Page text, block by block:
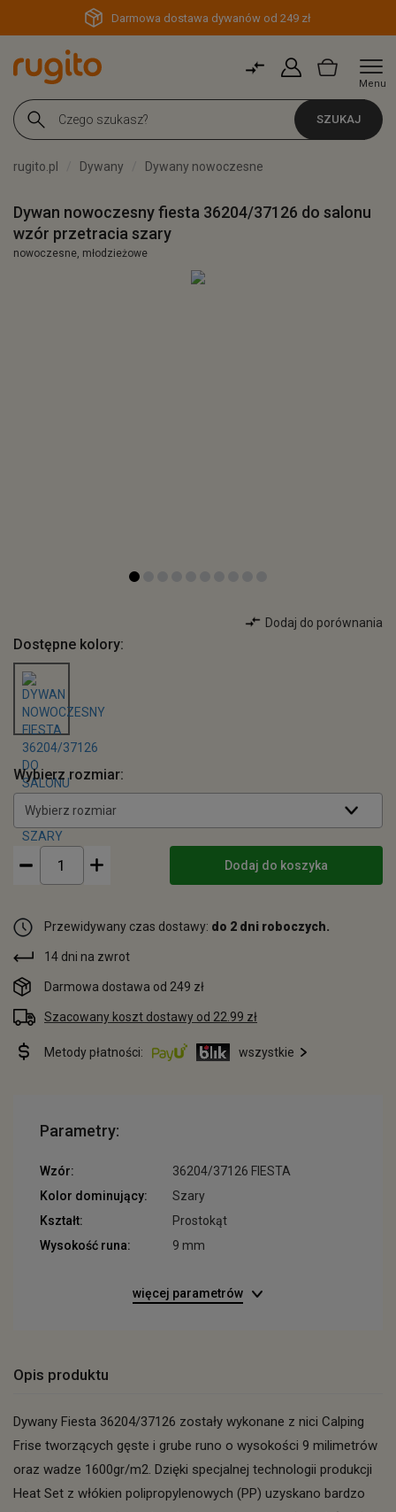
Darmowa dostawa dywanów od 249 zł
Menu
SZUKAJ
rugito.pl Dywany Dywany nowoczesne
Dywan nowoczesny fiesta 36204/37126 do salonu
wzór przetracia szary
nowoczesne, młodzieżowe
Dodaj do porównania
Dostępne kolory:
Wybierz rozmiar:
Wybierz rozmiar
Dodaj do koszyka
Przewidywany czas dostawy: do 2 dni roboczych.
14 dni na zwrot
Darmowa dostawa od 249 zł
Szacowany koszt dostawy od 22.99 zł
Metody płatności: wszystkie
Parametry:
Wzór:
36204/37126 FIESTA
Kolor dominujący:
Szary
Kształt:
Prostokąt
Wysokość runa:
9 mm
więcej parametrów
Opis produktu
Dywany Fiesta 36204/37126 zostały wykonane z nici Calping
Frise tworzących gęste i grube runo o wysokości 9 milimetrów
oraz wadze 1600gr/m2. Dzięki specjalnej technologii produkcji
Heat Set z włókien polipropylenowych (PP) uzyskano bardzo